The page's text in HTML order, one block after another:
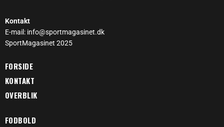
Kontakt
E-mail: info@sportmagasinet.dk
SportMagasinet 2025
FORSIDE
KONTAKT
OVERBLIK
FODBOLD